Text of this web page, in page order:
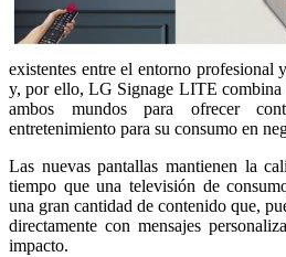
existentes entre el entorno profesional
y, por ello, LG Signage LITE combina
ambos mundos para ofrecer
entretenimiento para su consumo en
Las nuevas pantallas mantienen la
tiempo que una televisión de
una gran cantidad de contenido que,
directamente con mensajes
impacto.